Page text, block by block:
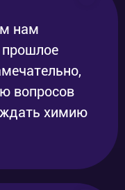
нам
вопросов
ждать химию